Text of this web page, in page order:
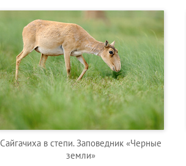
Сайгачиха в степи. Заповедник «Черные
земли»